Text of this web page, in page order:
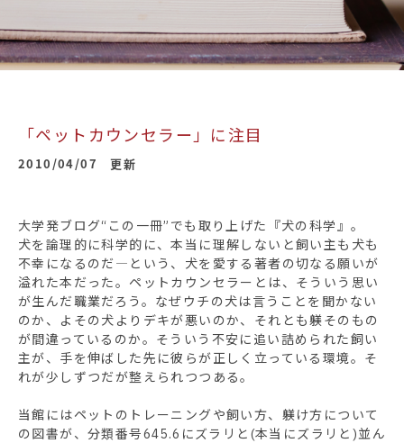
「ペットカウンセラー」に注目
2010/04/07 更新
大学発ブログ“この一冊”でも取り上げた『犬の科学』。
犬を論理的に科学的に、本当に理解しないと飼い主も犬も
不幸になるのだ―という、犬を愛する著者の切なる願いが
溢れた本だった。ペットカウンセラーとは、そういう思い
が生んだ職業だろう。なぜウチの犬は言うことを聞かない
のか、よその犬よりデキが悪いのか、それとも躾そのもの
が間違っているのか。そういう不安に追い詰められた飼い
主が、手を伸ばした先に彼らが正しく立っている環境。そ
れが少しずつだが整えられつつある。
当館にはペットのトレーニングや飼い方、躾け方について
の図書が、分類番号645.6にズラリと(本当にズラリと)並ん